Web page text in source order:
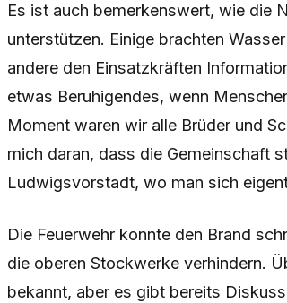
Es ist auch bemerkenswert, wie die
unterstützen. Einige brachten
andere den Einsatzkräften
etwas Beruhigendes, wenn
Moment waren wir alle Brüder und
mich daran, dass die Gemeinschaft
Ludwigsvorstadt, wo man sich
Die Feuerwehr konnte den Brand
die oberen Stockwerke verhindern.
bekannt, aber es gibt bereits